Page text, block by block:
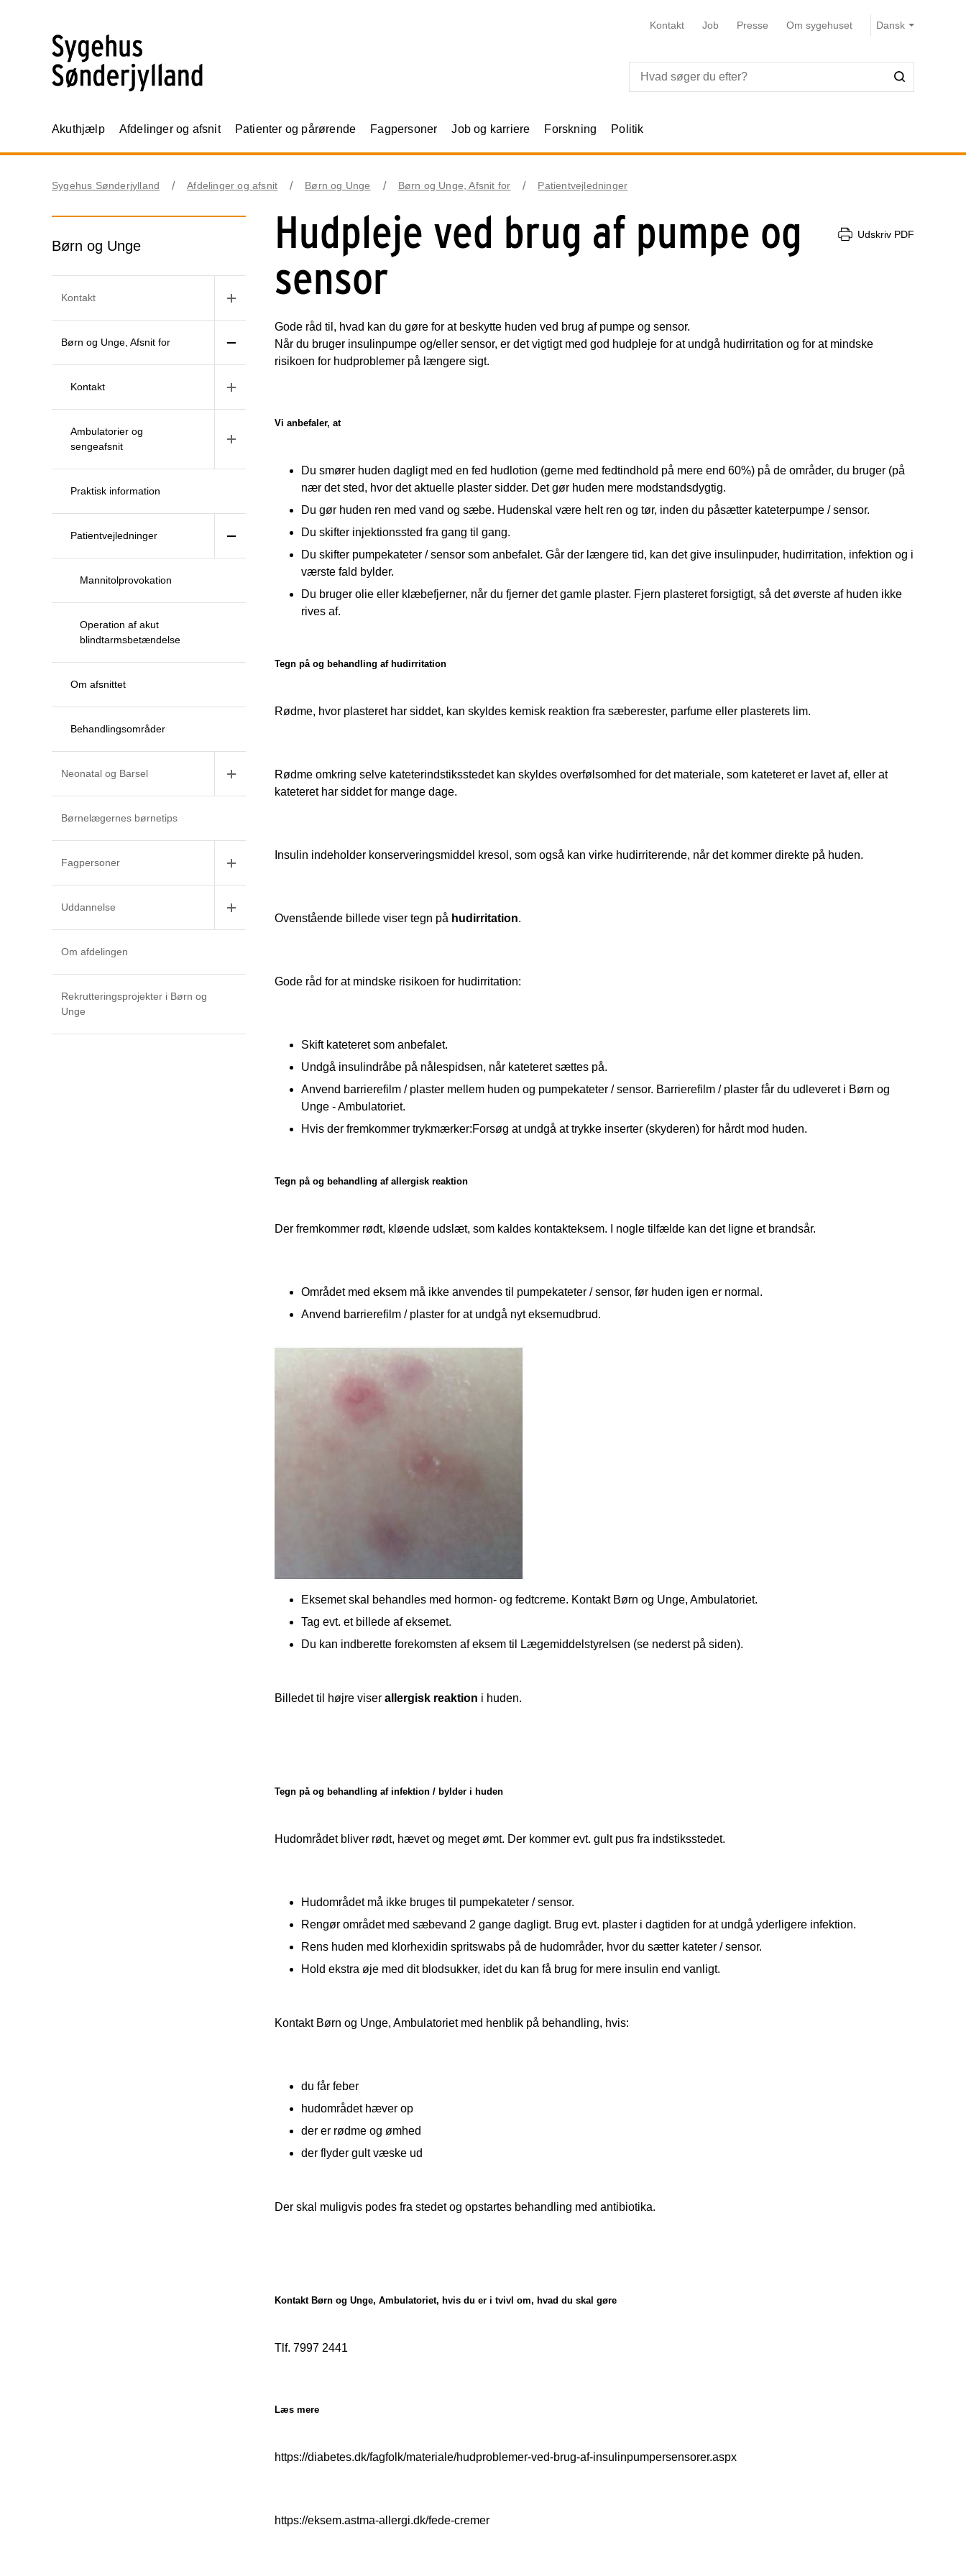
Kontakt Job Presse Om sygehuset
Akuthjælp Afdelinger og afsnit Patienter og pårørende Fagpersoner Job og karriere Forskning Politik
Sygehus Sønderjylland Afdelinger og afsnit Børn og Unge Børn og Unge, Afsnit for Patientvejledninger
Børn og Unge
Kontakt
Børn og Unge, Afsnit for
Kontakt
Ambulatorier og
sengeafsnit
Praktisk information
Patientvejledninger
Mannitolprovokation
Operation af akut
blindtarmsbetændelse
Om afsnittet
Behandlingsområder
Neonatal og Barsel
Børnelægernes børnetips
Fagpersoner
Uddannelse
Om afdelingen
Rekrutteringsprojekter i Børn og
Unge
Hudpleje ved brug af pumpe og
sensor
Udskriv PDF
Gode råd til, hvad kan du gøre for at beskytte huden ved brug af pumpe og sensor.
Når du bruger insulinpumpe og/eller sensor, er det vigtigt med god hudpleje for at undgå hudirritation og for at mindske
risikoen for hudproblemer på længere sigt.
Vi anbefaler, at
Du smører huden dagligt med en fed hudlotion (gerne med fedtindhold på mere end 60%) på de områder, du bruger (på
nær det sted, hvor det aktuelle plaster sidder. Det gør huden mere modstandsdygtig.
Du gør huden ren med vand og sæbe. Hudenskal være helt ren og tør, inden du påsætter kateterpumpe / sensor.
Du skifter injektionssted fra gang til gang.
Du skifter pumpekateter / sensor som anbefalet. Går der længere tid, kan det give insulinpuder, hudirritation, infektion og i
værste fald bylder.
Du bruger olie eller klæbefjerner, når du fjerner det gamle plaster. Fjern plasteret forsigtigt, så det øverste af huden ikke
rives af.
Tegn på og behandling af hudirritation
Rødme, hvor plasteret har siddet, kan skyldes kemisk reaktion fra sæberester, parfume eller plasterets lim.
Rødme omkring selve kateterindstiksstedet kan skyldes overfølsomhed for det materiale, som kateteret er lavet af, eller at
kateteret har siddet for mange dage.
Insulin indeholder konserveringsmiddel kresol, som også kan virke hudirriterende, når det kommer direkte på huden.
Ovenstående billede viser tegn på hudirritation.
Gode råd for at mindske risikoen for hudirritation:
Skift kateteret som anbefalet.
Undgå insulindråbe på nålespidsen, når kateteret sættes på.
Anvend barrierefilm / plaster mellem huden og pumpekateter / sensor. Barrierefilm / plaster får du udleveret i Børn og
Unge - Ambulatoriet.
Hvis der fremkommer trykmærker:Forsøg at undgå at trykke inserter (skyderen) for hårdt mod huden.
Tegn på og behandling af allergisk reaktion
Der fremkommer rødt, kløende udslæt, som kaldes kontakteksem. I nogle tilfælde kan det ligne et brandsår.
Området med eksem må ikke anvendes til pumpekateter / sensor, før huden igen er normal.
Anvend barrierefilm / plaster for at undgå nyt eksemudbrud.
Eksemet skal behandles med hormon- og fedtcreme. Kontakt Børn og Unge, Ambulatoriet.
Tag evt. et billede af eksemet.
Du kan indberette forekomsten af eksem til Lægemiddelstyrelsen (se nederst på siden).
Billedet til højre viser allergisk reaktion i huden.
Tegn på og behandling af infektion / bylder i huden
Hudområdet bliver rødt, hævet og meget ømt. Der kommer evt. gult pus fra indstiksstedet.
Hudområdet må ikke bruges til pumpekateter / sensor.
Rengør området med sæbevand 2 gange dagligt. Brug evt. plaster i dagtiden for at undgå yderligere infektion.
Rens huden med klorhexidin spritswabs på de hudområder, hvor du sætter kateter / sensor.
Hold ekstra øje med dit blodsukker, idet du kan få brug for mere insulin end vanligt.
Kontakt Børn og Unge, Ambulatoriet med henblik på behandling, hvis:
du får feber
hudområdet hæver op
der er rødme og ømhed
der flyder gult væske ud
Der skal muligvis podes fra stedet og opstartes behandling med antibiotika.
Kontakt Børn og Unge, Ambulatoriet, hvis du er i tvivl om, hvad du skal gøre
Tlf. 7997 2441
Læs mere
https://diabetes.dk/fagfolk/materiale/hudproblemer-ved-brug-af-insulinpumpersensorer.aspx
https://eksem.astma-allergi.dk/fede-cremer